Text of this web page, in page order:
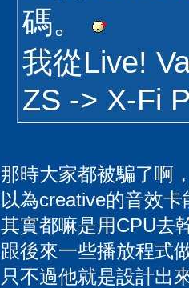
碼。
我從Live!
ZS -> X-Fi
那時大家都被騙了啊
以為creative的音效
其實都嘛是用CPU去
跟後來一些播放程式
只不過他就是設計出